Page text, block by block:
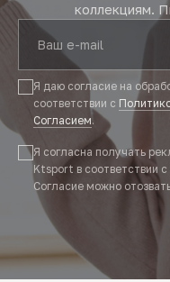
коллекциям.
Я даю согласие на
соответствии с
Согласием.
Я согласна получать
Ktsport в соответствии с
Согласие можно